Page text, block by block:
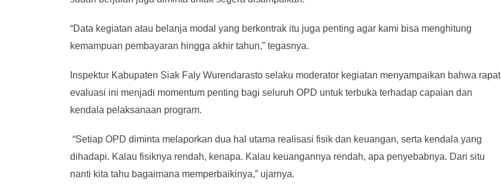
“Data kegiatan atau belanja modal yang berkontrak itu juga penting agar kami bisa menghitung
kemampuan pembayaran hingga akhir tahun,” tegasnya.
Inspektur Kabupaten Siak Faly Wurendarasto selaku moderator kegiatan menyampaikan bahwa rapat
evaluasi ini menjadi momentum penting bagi seluruh OPD untuk terbuka terhadap capaian dan
kendala pelaksanaan program.
“Setiap OPD diminta melaporkan dua hal utama realisasi fisik dan keuangan, serta kendala yang
dihadapi. Kalau fisiknya rendah, kenapa. Kalau keuangannya rendah, apa penyebabnya. Dari situ
nanti kita tahu bagaimana memperbaikinya,” ujarnya.